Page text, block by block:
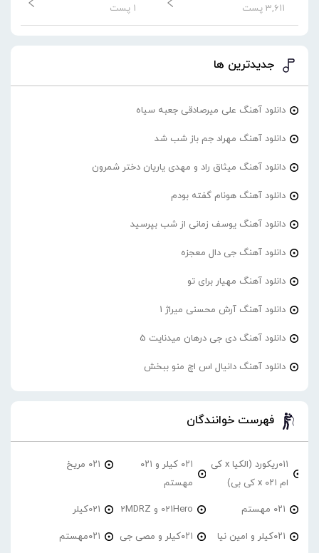
3,611 پست
1 پست
جدیدترین ها
دانلود آهنگ علی میرصادقی جعبه سیاه
دانلود آهنگ مهراد جم باز شب شد
دانلود آهنگ میثاق راد و مهدی یاریان دختر شمرون
دانلود آهنگ هونام گفته بودم
دانلود آهنگ یوسف زمانی از شب بپرسید
دانلود آهنگ جی دال معجزه
دانلود آهنگ مهیار برای تو
دانلود آهنگ آرش محسنی میراژ 1
دانلود آهنگ دی جی درهان میدنایت 5
دانلود آهنگ دانیال اس اچ منو ببخش
فهرست خوانندگان
۰۱۱ریکورد (الکیا x کی
ام ۰۲۱ x کی بی)
۰۲۱ کیلر و ۰۲۱
مهستم
۰۲۱ مریخ
۰۲۱ مهستم 021Hero و 2MDRZ 021کیلر
۰۲۱کیلر و امین نیا ۰۲۱کیلر و مصی جی ۰۲۱مهستم